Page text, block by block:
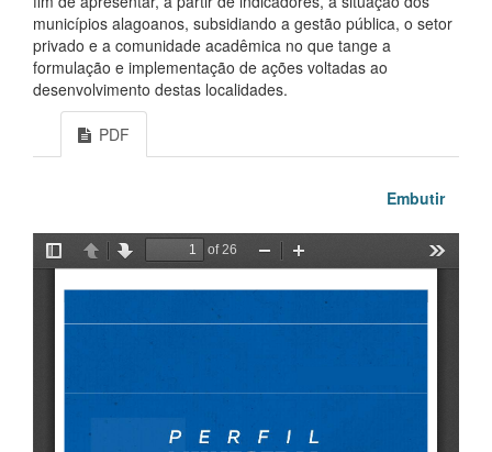
municípios alagoanos, subsidiando a gestão pública, o setor
privado e a comunidade acadêmica no que tange a
formulação e implementação de ações voltadas ao
desenvolvimento destas localidades.
PDF
Embutir